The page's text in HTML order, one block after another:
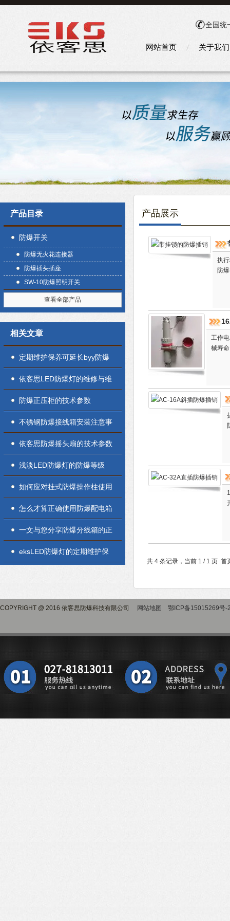
全国统
网站首页 关于我们
产品目录
防爆开关
防爆无火花连接器
防爆插头插座
SW-10防爆照明开关
查看全部产品
相关文章
定期维护保养可延长byy防爆
标志灯的使用寿命
依客思LED防爆灯的维修与维
护
防爆正压柜的技术参数
不锈钢防爆接线箱安装注意事
项
依客思防爆摇头扇的技术参数
浅淡LED防爆灯的防爆等级
如何应对挂式防爆操作柱使用
突发故障
怎么才算正确使用防爆配电箱
一文与您分享防爆分线箱的正
确使用方法
eksLED防爆灯的定期维护保
产品展示
执
防
工作
械寿
共 4 条记录，当前 1 / 1 页
COPYRIGHT @ 2016 依客思防爆科技有限公司 网站地图 鄂ICP备15015269号-